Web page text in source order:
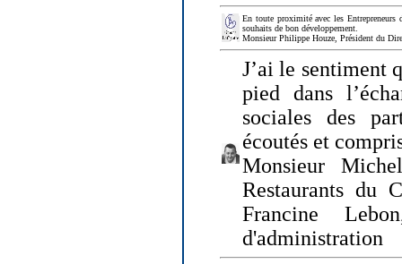
En toute proximité avec les
souhaits de bon développement.
Monsieur Philippe Houze, Président du
J’ai le sentiment
pied dans
sociales des
écoutés et
Monsieur
Restaurants du
Francine
d'administration